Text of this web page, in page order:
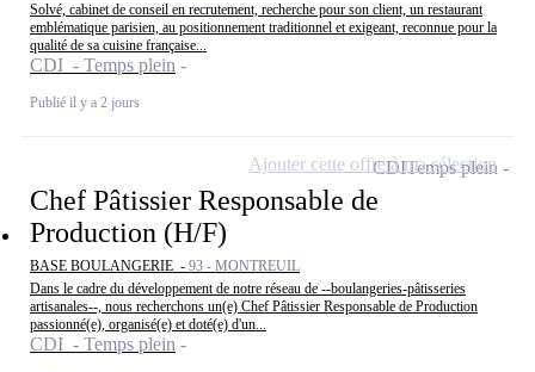
Solvé, cabinet de conseil en recrutement, recherche pour son client, un restaurant
emblématique parisien, au positionnement traditionnel et exigeant, reconnue pour la
qualité de sa cuisine française...
CDI - Temps plein
Publié il y a 2 jours
Chef Pâtissier Responsable de
Production (H/F)
BASE BOULANGERIE - 93 - MONTREUIL
Dans le cadre du développement de notre réseau de --boulangeries-pâtisseries
artisanales--, nous recherchons un(e) Chef Pâtissier Responsable de Production
passionné(e), organisé(e) et doté(e) d'un...
CDI - Temps plein
CDITemps plein
Ajouter cette offre à ma sélection